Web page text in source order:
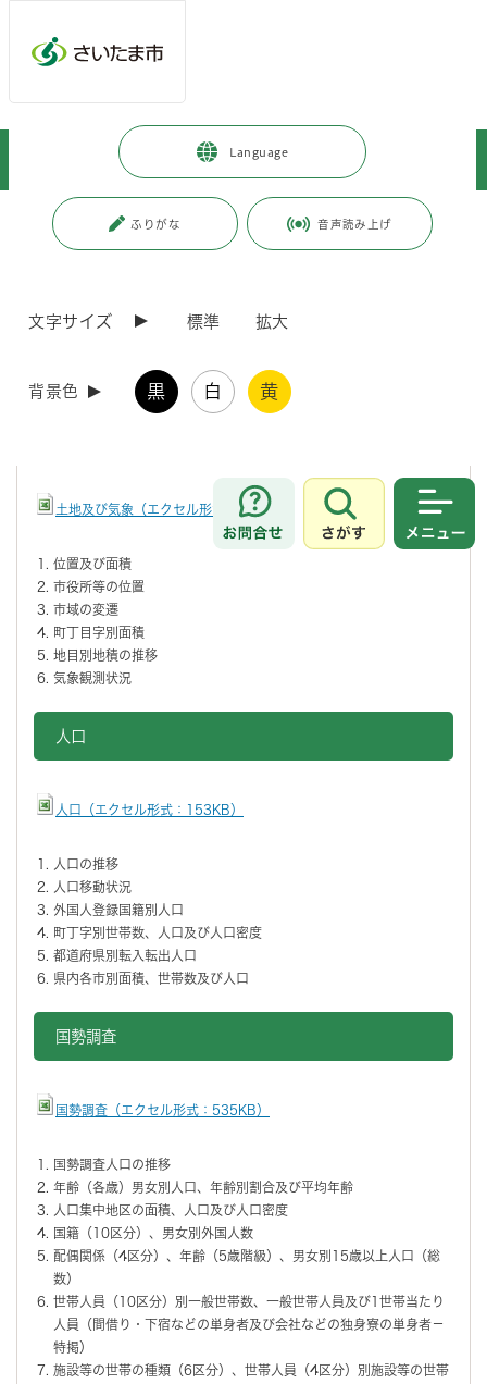
Language
ふりがな 音声読み上げ
文字サイズ 標準 拡大
背景色 黒 白 黄
お問合せ
さがす
市政情報 人口・統計 >
>
更新日付：2019年3月31日 / ページ番号：C003079
さいたま市統計書は、本市の自然、人口、経済、社会、教育などの各
しようとするものです。
土地及び気象（エクセル形式：94KB）
位置及び面積
市役所等の位置
市域の変遷
町丁目字別面積
地目別地積の推移
気象観測状況
人口
人口（エクセル形式：153KB）
人口の推移
人口移動状況
外国人登録国籍別人口
町丁字別世帯数、人口及び人口密度
都道府県別転入転出人口
県内各市別面積、世帯数及び人口
国勢調査
国勢調査（エクセル形式：535KB）
国勢調査人口の推移
年齢（各歳）男女別人口、年齢別割合及び平均年齢
人口集中地区の面積、人口及び人口密度
国籍（10区分）、男女別外国人数
配偶関係（4区分）、年齢（5歳階級）、男女別15歳以上人口（総
数）
世帯人員（10区分）別一般世帯数、一般世帯人員及び1世帯当たり
人員（間借り・下宿などの単身者及び会社などの独身寮の単身者－
特掲）
施設等の世帯の種類（6区分）、世帯人員（4区分）別施設等の世帯